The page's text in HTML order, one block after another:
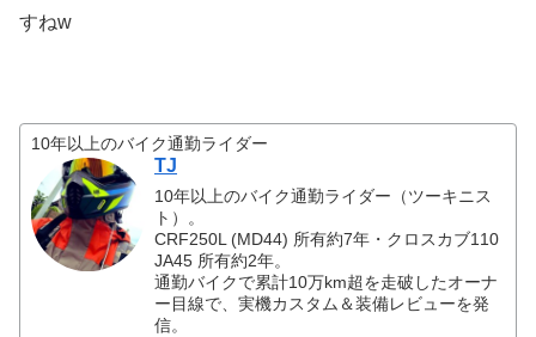
すねw
10年以上のバイク通勤ライダー
TJ
10年以上のバイク通勤ライダー（ツーキニス
ト）。
CRF250L (MD44) 所有約7年・クロスカブ110
JA45 所有約2年。
通勤バイクで累計10万km超を走破したオーナ
ー目線で、実機カスタム＆装備レビューを発
信。